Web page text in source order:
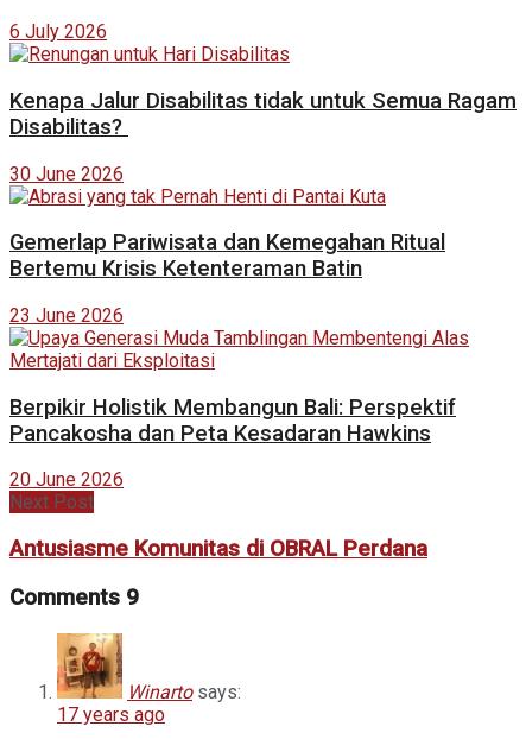
6 July 2026
Kenapa Jalur Disabilitas tidak untuk Semua Ragam
Disabilitas?
30 June 2026
Gemerlap Pariwisata dan Kemegahan Ritual
Bertemu Krisis Ketenteraman Batin
23 June 2026
Berpikir Holistik Membangun Bali: Perspektif
Pancakosha dan Peta Kesadaran Hawkins
20 June 2026
Next Post
Antusiasme Komunitas di OBRAL Perdana
Comments 9
Winarto says:
17 years ago